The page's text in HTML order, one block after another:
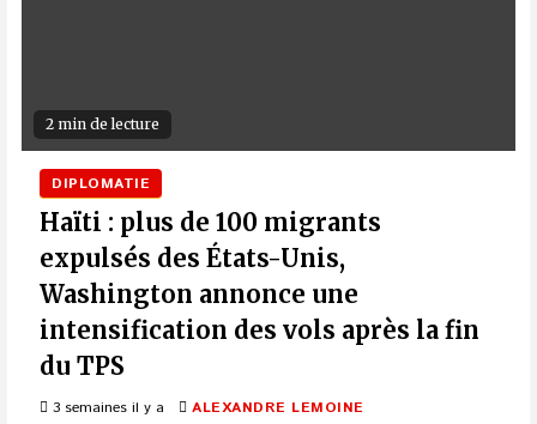
2 min de lecture
DIPLOMATIE
Haïti : plus de 100 migrants
expulsés des États-Unis,
Washington annonce une
intensification des vols après la fin
du TPS
3 semaines il y a ALEXANDRE LEMOINE